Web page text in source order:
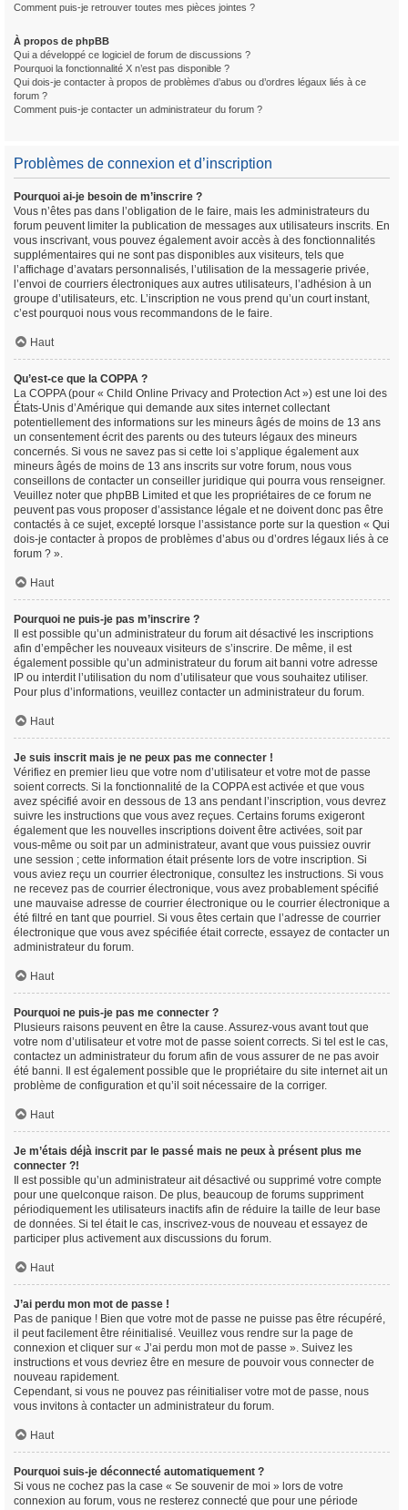
Comment puis-je retrouver toutes mes pièces jointes ?
À propos de phpBB
Qui a développé ce logiciel de forum de discussions ?
Pourquoi la fonctionnalité X n’est pas disponible ?
Qui dois-je contacter à propos de problèmes d’abus ou d’ordres légaux liés à ce
forum ?
Comment puis-je contacter un administrateur du forum ?
Problèmes de connexion et d’inscription
Pourquoi ai-je besoin de m’inscrire ?
Vous n’êtes pas dans l’obligation de le faire, mais les administrateurs du
forum peuvent limiter la publication de messages aux utilisateurs inscrits. En
vous inscrivant, vous pouvez également avoir accès à des fonctionnalités
supplémentaires qui ne sont pas disponibles aux visiteurs, tels que
l’affichage d’avatars personnalisés, l’utilisation de la messagerie privée,
l’envoi de courriers électroniques aux autres utilisateurs, l’adhésion à un
groupe d’utilisateurs, etc. L’inscription ne vous prend qu’un court instant,
c’est pourquoi nous vous recommandons de le faire.
Haut
Qu’est-ce que la COPPA ?
La COPPA (pour « Child Online Privacy and Protection Act ») est une loi des
États-Unis d’Amérique qui demande aux sites internet collectant
potentiellement des informations sur les mineurs âgés de moins de 13 ans
un consentement écrit des parents ou des tuteurs légaux des mineurs
concernés. Si vous ne savez pas si cette loi s’applique également aux
mineurs âgés de moins de 13 ans inscrits sur votre forum, nous vous
conseillons de contacter un conseiller juridique qui pourra vous renseigner.
Veuillez noter que phpBB Limited et que les propriétaires de ce forum ne
peuvent pas vous proposer d’assistance légale et ne doivent donc pas être
contactés à ce sujet, excepté lorsque l’assistance porte sur la question « Qui
dois-je contacter à propos de problèmes d’abus ou d’ordres légaux liés à ce
forum ? ».
Haut
Pourquoi ne puis-je pas m’inscrire ?
Il est possible qu’un administrateur du forum ait désactivé les inscriptions
afin d’empêcher les nouveaux visiteurs de s’inscrire. De même, il est
également possible qu’un administrateur du forum ait banni votre adresse
IP ou interdit l’utilisation du nom d’utilisateur que vous souhaitez utiliser.
Pour plus d’informations, veuillez contacter un administrateur du forum.
Haut
Je suis inscrit mais je ne peux pas me connecter !
Vérifiez en premier lieu que votre nom d’utilisateur et votre mot de passe
soient corrects. Si la fonctionnalité de la COPPA est activée et que vous
avez spécifié avoir en dessous de 13 ans pendant l’inscription, vous devrez
suivre les instructions que vous avez reçues. Certains forums exigeront
également que les nouvelles inscriptions doivent être activées, soit par
vous-même ou soit par un administrateur, avant que vous puissiez ouvrir
une session ; cette information était présente lors de votre inscription. Si
vous aviez reçu un courrier électronique, consultez les instructions. Si vous
ne recevez pas de courrier électronique, vous avez probablement spécifié
une mauvaise adresse de courrier électronique ou le courrier électronique a
été filtré en tant que pourriel. Si vous êtes certain que l’adresse de courrier
électronique que vous avez spécifiée était correcte, essayez de contacter un
administrateur du forum.
Haut
Pourquoi ne puis-je pas me connecter ?
Plusieurs raisons peuvent en être la cause. Assurez-vous avant tout que
votre nom d’utilisateur et votre mot de passe soient corrects. Si tel est le cas,
contactez un administrateur du forum afin de vous assurer de ne pas avoir
été banni. Il est également possible que le propriétaire du site internet ait un
problème de configuration et qu’il soit nécessaire de la corriger.
Haut
Je m’étais déjà inscrit par le passé mais ne peux à présent plus me
connecter ?!
Il est possible qu’un administrateur ait désactivé ou supprimé votre compte
pour une quelconque raison. De plus, beaucoup de forums suppriment
périodiquement les utilisateurs inactifs afin de réduire la taille de leur base
de données. Si tel était le cas, inscrivez-vous de nouveau et essayez de
participer plus activement aux discussions du forum.
Haut
J’ai perdu mon mot de passe !
Pas de panique ! Bien que votre mot de passe ne puisse pas être récupéré,
il peut facilement être réinitialisé. Veuillez vous rendre sur la page de
connexion et cliquer sur « J’ai perdu mon mot de passe ». Suivez les
instructions et vous devriez être en mesure de pouvoir vous connecter de
nouveau rapidement.
Cependant, si vous ne pouvez pas réinitialiser votre mot de passe, nous
vous invitons à contacter un administrateur du forum.
Haut
Pourquoi suis-je déconnecté automatiquement ?
Si vous ne cochez pas la case « Se souvenir de moi » lors de votre
connexion au forum, vous ne resterez connecté que pour une période